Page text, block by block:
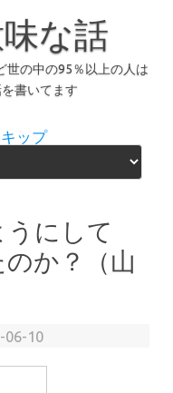
な話
世の中の95％以上の人は
書いてます
ップ
うにして
のか？（山
06-10